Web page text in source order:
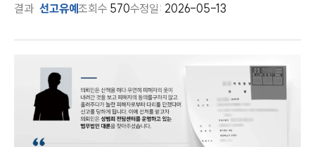
결과 선고유예조회수 570수정일: 2026-05-13